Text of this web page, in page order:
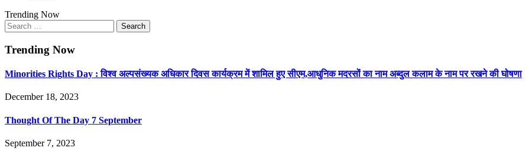
Trending Now
Search
for:
Trending Now
Minorities Rights Day : विश्व अल्पसंख्यक अधिकार दिवस कार्यक्रम में शामिल हुए सीएम,आधुनिक मदरसों का नाम अब्दुल कलाम के नाम पर रखने की घोषणा
December 18, 2023
Thought Of The Day 7 September
September 7, 2023